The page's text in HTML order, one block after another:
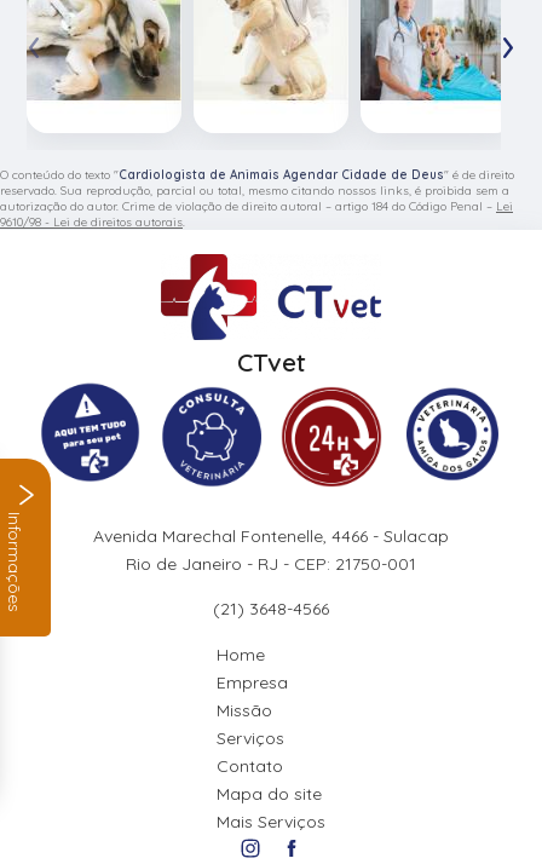
‹ ›
O conteúdo do texto "Cardiologista de Animais Agendar Cidade de Deus" é de direito
reservado. Sua reprodução, parcial ou total, mesmo citando nossos links, é proibida sem a
autorização do autor. Crime de violação de direito autoral – artigo 184 do Código Penal – Lei
9610/98 - Lei de direitos autorais.
CTvet
Avenida Marechal Fontenelle, 4466 - Sulacap
Rio de Janeiro - RJ - CEP: 21750-001
(21) 3648-4566
Home
Empresa
Missão
Serviços
Contato
Mapa do site
Mais Serviços
Informações